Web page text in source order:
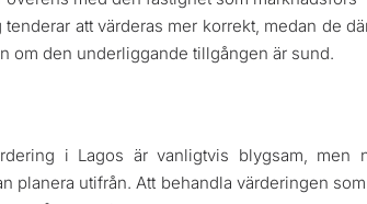
att värderas mer korrekt, medan de
om den underliggande tillgången är sund.
i Lagos är vanligtvis blygsam,
planera utifrån. Att behandla värderingen